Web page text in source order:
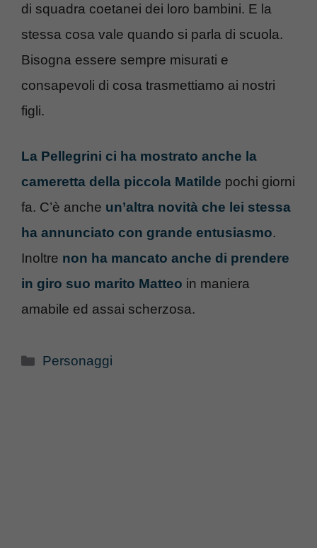
di squadra coetanei dei loro bambini. E la
stessa cosa vale quando si parla di scuola.
Bisogna essere sempre misurati e
consapevoli di cosa trasmettiamo ai nostri
figli.
La Pellegrini ci ha mostrato anche la
cameretta della piccola Matilde pochi giorni
fa. C’è anche un’altra novità che lei stessa
ha annunciato con grande entusiasmo.
Inoltre non ha mancato anche di prendere
in giro suo marito Matteo in maniera
amabile ed assai scherzosa.
Categorie
Personaggi